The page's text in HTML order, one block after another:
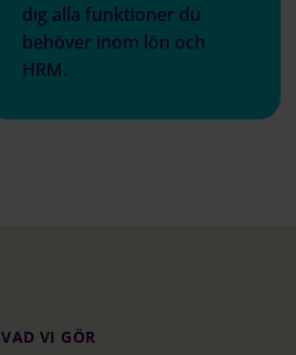
dig alla funktioner du
behöver inom lön och
HRM.
VAD VI GÖR